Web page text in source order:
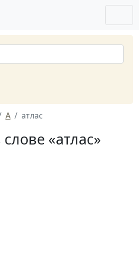
А атлас
«атлас»